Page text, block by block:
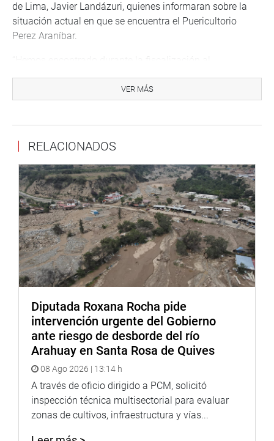
de Lima, Javier Landázuri, quienes informaran sobre la
situación actual en que se encuentra el Puericultorio
Perez Araníbar.
Puericultorio que tienen infraestructura deteriorada por el
paso de los años y que no funciona el Centro de
Educación Técnico-Productiva (CETPRO). Además, nos
médicos, asistentas sociales, auxiliares, voluntarios y
personal logístico”, señaló la presidenta de la Comisión de
Mujer y Familia.
“Desde la comisión continuaremos en la defensa del
Puericultorio para que los terrenos que fueron donados
para el albergue de los niños y niñas huérfanos, en
situación de abandono o vulnerabilidad, puedan seguir
beneficiando a los menores y reciban toda la atención
que necesitan de los especialistas para reincorporarse a
la sociedad», indicó finalmente la congresista Lucinda
Vásquez.
Comisión de Mujer y Familia
Prensa despacho
VER MÁS
RELACIONADOS
Diputada Roxana Rocha pide
intervención urgente del Gobierno
ante riesgo de desborde del río
Arahuay en Santa Rosa de Quives
08 Ago 2026 | 13:14 h
A través de oficio dirigido a PCM, solicitó
inspección técnica multisectorial para evaluar
zonas de cultivos, infraestructura y vías...